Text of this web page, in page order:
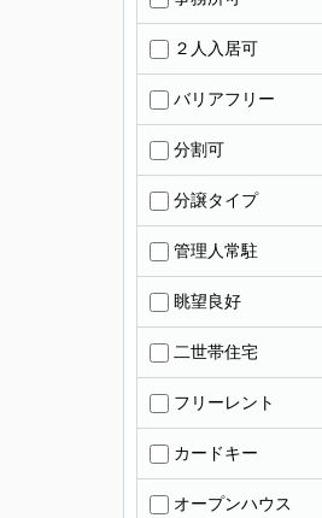
２人入居可
バリアフリー
分割可
分譲タイプ
管理人常駐
眺望良好
二世帯住宅
フリーレント
カードキー
オープンハウス